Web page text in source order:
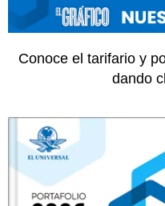
Conoce el tarifario y
dando